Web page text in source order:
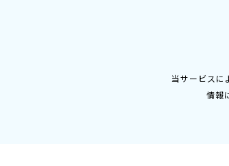
当サービスに
情報